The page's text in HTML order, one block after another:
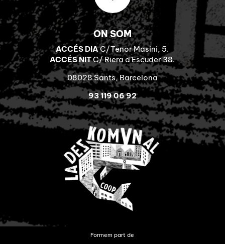
ON SOM
ACCÉS DIAC/Tenor Masini, 5.
ACCÉS NITC/ Riera d’Escuder 38.
08028 Sants, Barcelona
93 119 06 92
Formem part de